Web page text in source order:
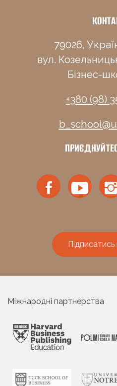
79026,
вул.
Бізнес-
+380 (98)
Міжнародні партнерства